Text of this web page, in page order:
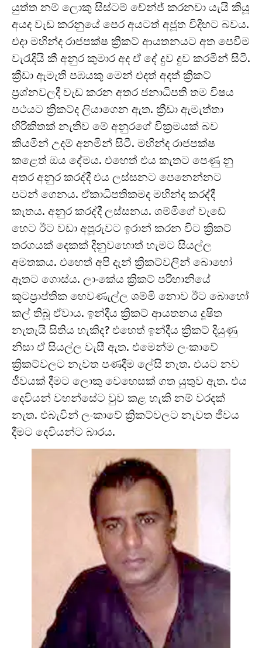
යුත්ත නම් ලොකු සිස්ටම් චේන්ජ් කරනවා යැයි කියූ
අයද වැඩ කරනුයේ පෙර අයටත් අජූත විදිහට බවය.
එදා මහින්ද රාජපක්ෂ ක්‍රිකට් ආයතනයට අත පෙවීම
වැරැදියි කී අනුර කුමාර අද ඒ දේ දුව දුව කරමින් සිටී.
ක්‍රීඩා ඇමැති පඹයකු මෙන් එදත් අදත් ක්‍රිකට්
ප්‍රශ්නවලදී වැඩ කරන අතර ජනාධිපති තම විෂය
පථයට ක්‍රිකට්ද ලියාගෙන ඇත. ක්‍රීඩා ඇමැත්තා
හිරිකිතක් නැතිව මේ අනුරගේ වික්‍රමයක් බව
කියමින් උදම් අනමින් සිටී. මහින්ද රාජපක්ෂ
කළෙත් ඔය දේමය. එහෙත් එය කැතට පෙණු නු
අතර අනුර කරද්දී එය ලස්සනට පෙනෙන්නට
පටන් ගෙනය. ඒකාධිපතිකමද මහින්ද කරද්දී
කැතය. අනුර කරද්දී ලස්සනය. ශම්මිගේ වැඩේ
හෙට ඊට වඩා අපූරුවට ඉරාන් කරන විට ක්‍රිකට්
තරගයක් දෙකක් දිනුවහොත් හැමට සියල්ල
අමතකය. එහෙත් අපි දැන් ක්‍රිකට්වලින් බොහෝ
ඈතට ගොස්ය. ලාංකේය ක්‍රිකට් පරිහානියේ
කූටප්‍රාප්තික හෙවණැල්ල ශම්මි නොව ඊට බොහෝ
කල් තිබූ ඒවාය. ඉන්දීය ක්‍රිකට් ආයතනය දූෂිත
නැතැයි සිතිය හැකිද? එහෙත් ඉන්දීය ක්‍රිකට් දියුණු
නිසා ඒ සියල්ල වැසී ඇත. එමෙන්ම ලංකාවේ
ක්‍රිකට්වලට නැවත පණදීම ලේසි නැත. එයට නව
ජීවයක් දීමට ලොකු වෙහෙසක් ගත යුතුව ඇත. එය
දෙවියන් වහන්සේට වුව කළ හැකි නම් වරදක්
නැත. එබැවින් ලංකාවේ ක්‍රිකට්වලට නැවත ජීවය
දීමට දෙවියන්ට බාරය.